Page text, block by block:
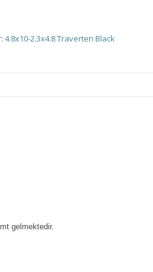
4.8x10-2.3x4.8 Traverten Black
gelmektedir.